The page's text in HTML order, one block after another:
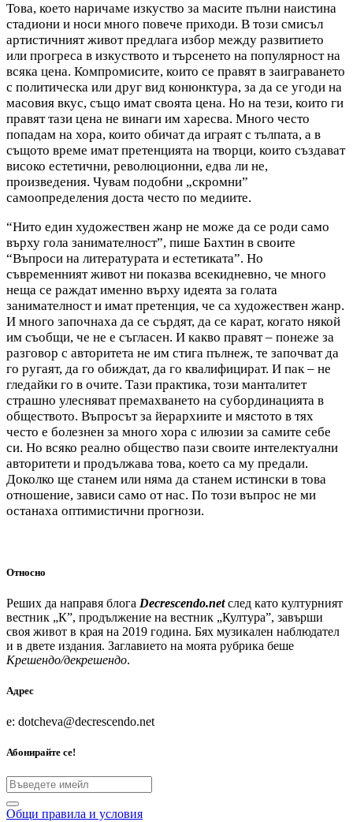
Това, което наричаме изкуство за масите пълни наистина
стадиони и носи много повече приходи. В този смисъл
артистичният живот предлага избор между развитието
или прогреса в изкуството и търсенето на популярност на
всяка цена. Компромисите, които се правят в заиграването
с политическа или друг вид конюнктура, за да се угоди на
масовия вкус, също имат своята цена. Но на тези, които ги
правят тази цена не винаги им харесва. Много често
попадам на хора, които обичат да играят с тълпата, а в
същото време имат претенцията на творци, които създават
високо естетични, революционни, едва ли не,
произведения. Чувам подобни „скромни”
самоопределения доста често по медиите.
“Нито един художествен жанр не може да се роди само
върху гола занимателност”, пише Бахтин в своите
“Въпроси на литературата и естетиката”. Но
съвременният живот ни показва всекидневно, че много
неща се раждат именно върху идеята за голата
занимателност и имат претенция, че са художествен жанр.
И много започнаха да се сърдят, да се карат, когато някой
им съобщи, че не е съгласен. И какво правят – понеже за
разговор с авторитета не им стига пълнеж, те започват да
го ругаят, да го обиждат, да го квалифицират. И пак – не
гледайки го в очите. Тази практика, този манталитет
страшно улесняват премахването на субординацията в
обществото. Въпросът за йерархиите и мястото в тях
често е болезнен за много хора с илюзии за самите себе
си. Но всяко реално общество пази своите интелектуални
авторитети и продължава това, което са му предали.
Доколко ще станем или няма да станем истински в това
отношение, зависи само от нас. По този въпрос не ми
останаха оптимистични прогнози.
Относно
Реших да направя блога Decrescendo.net след като културният
вестник „К”, продължение на вестник „Култура”, завърши
своя живот в края на 2019 година. Бях музикален наблюдател
и в двете издания. Заглавието на моята рубрика беше
Крешендо/декрешендо.
Адрес
e: dotcheva@decrescendo.net
Абонирайте се!
Общи правила и условия